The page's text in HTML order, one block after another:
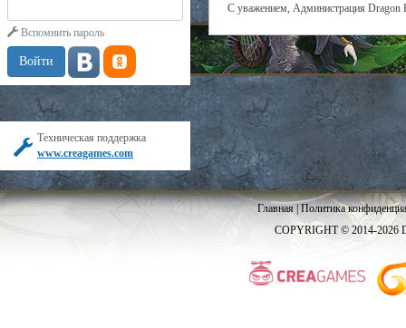
Вспомнить пароль
Техническая поддержка
www.creagames.com
С уважением, Администрация Dragon
Главная|Политика
COPYRIGHT © 2014-2026